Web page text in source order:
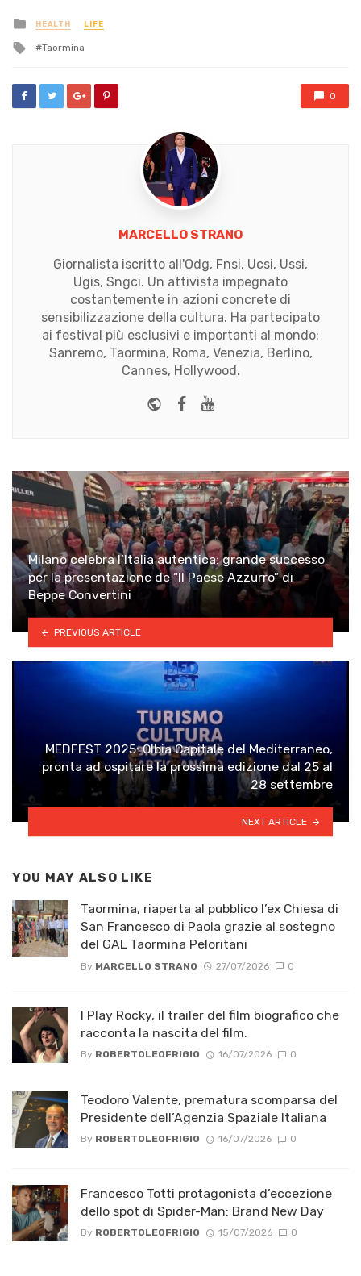
Posted
in
HEALTH LIFE
Tagged
Taormina
0
MARCELLO STRANO
Giornalista iscritto all'Odg, Fnsi, Ucsi, Ussi,
Ugis, Sngci. Un attivista impegnato
costantemente in azioni concrete di
sensibilizzazione della cultura. Ha partecipato
ai festival più esclusivi e importanti al mondo:
Sanremo, Taormina, Roma, Venezia, Berlino,
Cannes, Hollywood.
Website
Facebook
Youtube
Milano celebra l’Italia autentica: grande successo
per la presentazione de “Il Paese Azzurro” di
Beppe Convertini
PREVIOUS ARTICLE
MEDFEST 2025: Olbia Capitale del Mediterraneo,
pronta ad ospitare la prossima edizione dal 25 al
28 settembre
NEXT ARTICLE
YOU MAY ALSO LIKE
Taormina, riaperta al pubblico l’ex Chiesa di
San Francesco di Paola grazie al sostegno
del GAL Taormina Peloritani
By MARCELLO STRANO 27/07/2026 0
I Play Rocky, il trailer del film biografico che
racconta la nascita del film.
By ROBERTOLEOFRIGIO 16/07/2026 0
Teodoro Valente, prematura scomparsa del
Presidente dell’Agenzia Spaziale Italiana
By ROBERTOLEOFRIGIO 16/07/2026 0
Francesco Totti protagonista d’eccezione
dello spot di Spider-Man: Brand New Day
By ROBERTOLEOFRIGIO 15/07/2026 0